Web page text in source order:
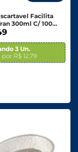
Facilita
300ml C/ 100
3 Un.
por R$ 12,79